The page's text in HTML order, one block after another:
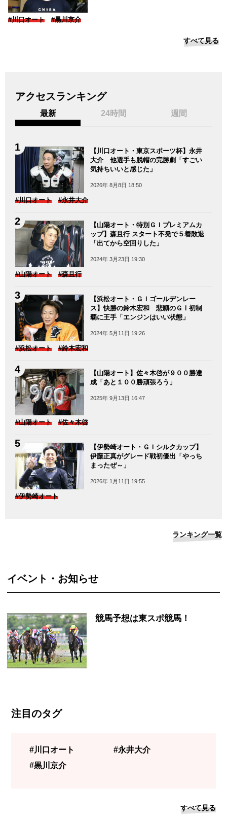
#川口オート #黒川京介
すべて見る
アクセスランキング
最新 24時間 週間
【川口オート・東京スポーツ杯】永井
大介 他選手も脱帽の完勝劇「すごい
気持ちいいと感じた」
2026年 8月8日 18:50
#川口オート #永井大介
【山陽オート・特別ＧＩプレミアムカ
ップ】森且行 スタート不発で５着敗退
「出てから空回りした」
2024年 3月23日 19:30
#山陽オート #森且行
【浜松オート・ＧＩゴールデンレー
ス】快勝の鈴木宏和 悲願のＧⅠ初制
覇に王手「エンジンはいい状態」
2024年 5月11日 19:26
#浜松オート #鈴木宏和
【山陽オート】佐々木啓が９００勝達
成「あと１００勝頑張ろう」
2025年 9月13日 16:47
#山陽オート #佐々木啓
【伊勢崎オート・ＧＩシルクカップ】
伊藤正真がグレード戦初優出「やっち
まったぜ～」
2026年 1月11日 19:55
#伊勢崎オート
ランキング一覧
イベント・お知らせ
競馬予想は東スポ競馬！
注目のタグ
#川口オート
#永井大介
#黒川京介
すべて見る